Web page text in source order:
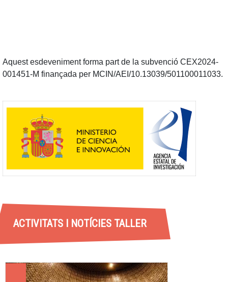
Aquest esdeveniment forma part de la subvenció CEX2024-
001451-M finançada per MCIN/AEI/10.13039/501100011033.
ACTIVITATS I NOTÍCIES TALLER